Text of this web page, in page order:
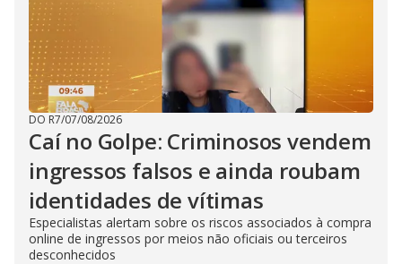
DO R7/07/08/2026
Caí no Golpe: Criminosos vendem
ingressos falsos e ainda roubam
identidades de vítimas
Especialistas alertam sobre os riscos associados à compra
online de ingressos por meios não oficiais ou terceiros
desconhecidos